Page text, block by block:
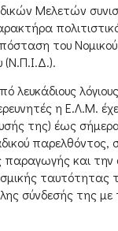
Μελετών
του
(Ν.Π.Ι.Δ.).
λευκάδιους
η Ε.Λ.Μ.
της) έως
παρελθόντος,
παραγωγής και
σύνδεσής της